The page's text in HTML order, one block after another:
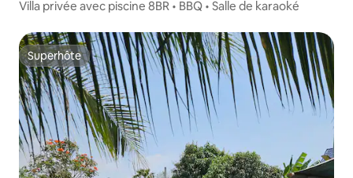
Villa privée avec piscine 8BR • BBQ • Salle de karaoké
Superhôte
Superhôte